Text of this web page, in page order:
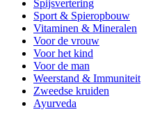
Spijsvertering
Sport & Spieropbouw
Vitaminen & Mineralen
Voor de vrouw
Voor het kind
Voor de man
Weerstand & Immuniteit
Zweedse kruiden
Ayurveda